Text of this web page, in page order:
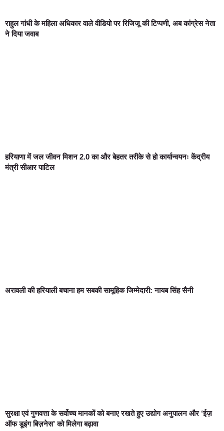
राहुल गांधी के महिला अधिकार वाले वीडियो पर रिजिजू की टिप्पणी, अब कांग्रेस नेता
ने दिया जवाब
हरियाणा में जल जीवन मिशन 2.0 का और बेहतर तरीके से हो कार्यान्वयनः केंद्रीय
मंत्री सीआर पाटिल
अरावली की हरियाली बचाना हम सबकी सामूहिक जिम्मेदारी: नायब सिंह सैनी
सुरक्षा एवं गुणवत्ता के सर्वोच्च मानकों को बनाए रखते हुए उद्योग अनुपालन और ‘ईज़
ऑफ डूइंग बिज़नेस’ को मिलेगा बढ़ावा